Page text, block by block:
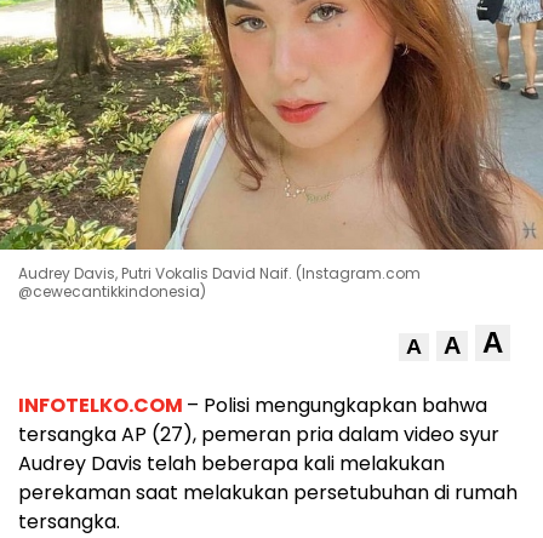
Audrey Davis, Putri Vokalis David Naif. (Instagram.com
@cewecantikkindonesia)
A A A
INFOTELKO.COM – Polisi mengungkapkan bahwa
tersangka AP (27), pemeran pria dalam video syur
Audrey Davis telah beberapa kali melakukan
perekaman saat melakukan persetubuhan di rumah
tersangka.